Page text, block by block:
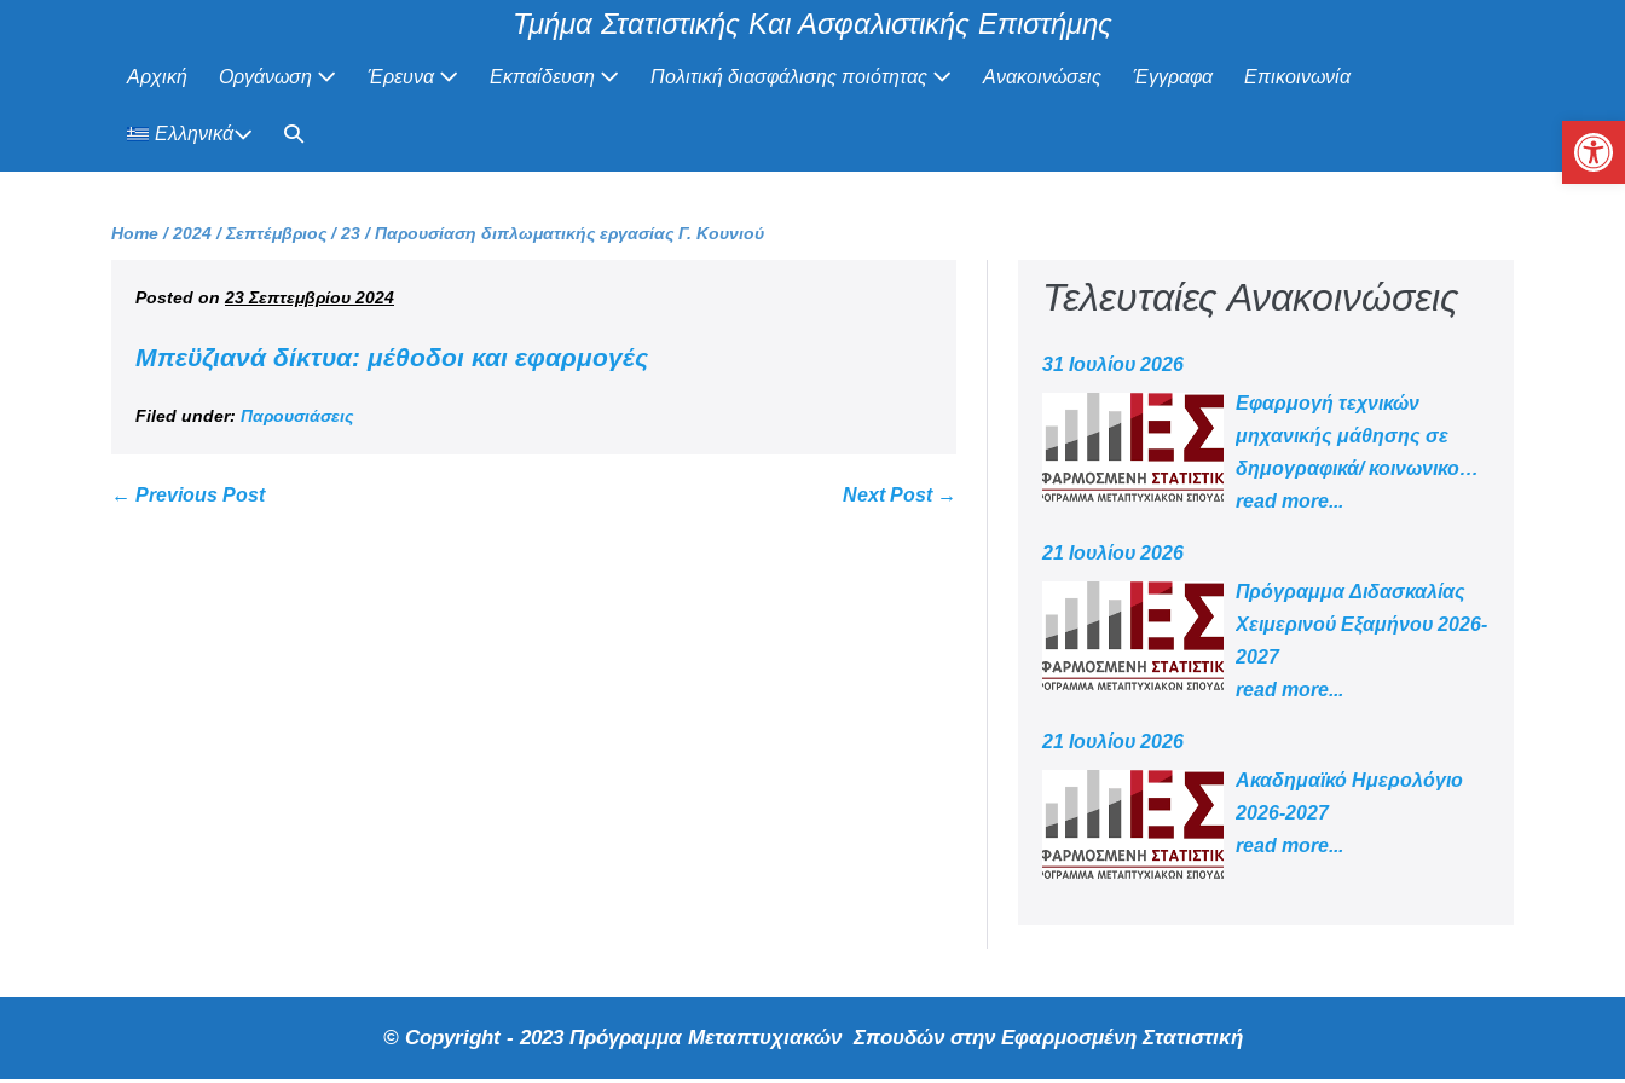
Τμήμα Στατιστικής Και Ασφαλιστικής Επιστήμης
Αρχική Οργάνωση Έρευνα Εκπαίδευση Πολιτική διασφάλισης ποιότητας Ανακοινώσεις Έγγραφα Επικοινωνία
Ελληνικά
Home /2024 /Σεπτέμβριος /23 /Παρουσίαση διπλωματικής εργασίας Γ. Κουνιού
Posted on 23 Σεπτεμβρίου 2024
Μπεϋζιανά δίκτυα: μέθοδοι και εφαρμογές
Filed under: Παρουσιάσεις
← Previous Post Next Post →
Τελευταίες Ανακοινώσεις
31 Ιουλίου 2026
Εφαρμογή τεχνικών
μηχανικής μάθησης σε
δημογραφικά/ κοινωνικο
-οικονομικά δεδομένα
read more...
21 Ιουλίου 2026
Πρόγραμμα Διδασκαλίας
Χειμερινού Εξαμήνου 2026-
2027
read more...
21 Ιουλίου 2026
Aκαδημαϊκό Ημερολόγιο
2026-2027
read more...
© Copyright - 2023 Πρόγραμμα Μεταπτυχιακών Σπουδών στην Εφαρμοσμένη Στατιστική